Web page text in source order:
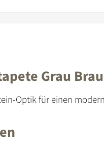
Grau
Optik für einen